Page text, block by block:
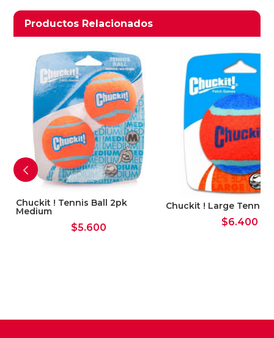
Productos Relacionados
Productos relacionados
Chuckit ! Tennis Ball 2pk
Medium
$5.600
Chuckit ! Large Tennis
$6.400